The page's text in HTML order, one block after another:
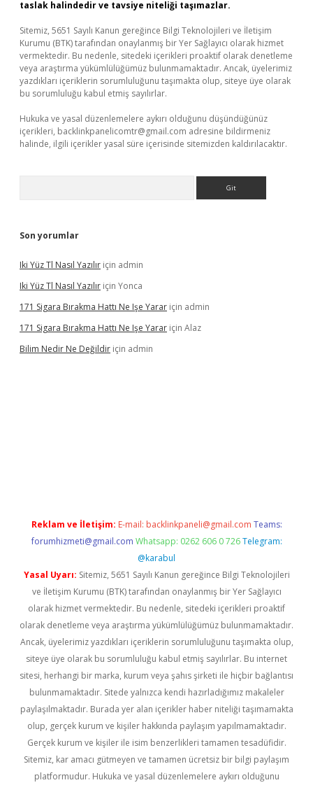
taslak halindedir ve tavsiye niteliği taşımazlar.
Sitemiz, 5651 Sayılı Kanun gereğince Bilgi Teknolojileri ve İletişim
Kurumu (BTK) tarafından onaylanmış bir Yer Sağlayıcı olarak hizmet
vermektedir. Bu nedenle, sitedeki içerikleri proaktif olarak denetleme
veya araştırma yükümlülüğümüz bulunmamaktadır. Ancak, üyelerimiz
yazdıkları içeriklerin sorumluluğunu taşımakta olup, siteye üye olarak
bu sorumluluğu kabul etmiş sayılırlar.
Hukuka ve yasal düzenlemelere aykırı olduğunu düşündüğünüz
içerikleri, backlinkpanelicomtr@gmail.com adresine bildirmeniz
halinde, ilgili içerikler yasal süre içerisinde sitemizden kaldırılacaktır.
Son yorumlar
Iki Yüz Tl Nasıl Yazılır için admin
Iki Yüz Tl Nasıl Yazılır için Yonca
171 Sigara Bırakma Hattı Ne Işe Yarar için admin
171 Sigara Bırakma Hattı Ne Işe Yarar için Alaz
Bilim Nedir Ne Değildir için admin
Reklam ve İletişim: E-mail: backlinkpaneli@gmail.com Teams:
forumhizmeti@gmail.com Whatsapp: 0262 606 0 726 Telegram:
@karabul
Yasal Uyarı: Sitemiz, 5651 Sayılı Kanun gereğince Bilgi Teknolojileri
ve İletişim Kurumu (BTK) tarafından onaylanmış bir Yer Sağlayıcı
olarak hizmet vermektedir. Bu nedenle, sitedeki içerikleri proaktif
olarak denetleme veya araştırma yükümlülüğümüz bulunmamaktadır.
Ancak, üyelerimiz yazdıkları içeriklerin sorumluluğunu taşımakta olup,
siteye üye olarak bu sorumluluğu kabul etmiş sayılırlar. Bu internet
sitesi, herhangi bir marka, kurum veya şahıs şirketi ile hiçbir bağlantısı
bulunmamaktadır. Sitede yalnızca kendi hazırladığımız makaleler
paylaşılmaktadır. Burada yer alan içerikler haber niteliği taşımamakta
olup, gerçek kurum ve kişiler hakkında paylaşım yapılmamaktadır.
Gerçek kurum ve kişiler ile isim benzerlikleri tamamen tesadüfidir.
Sitemiz, kar amacı gütmeyen ve tamamen ücretsiz bir bilgi paylaşım
platformudur. Hukuka ve yasal düzenlemelere aykırı olduğunu